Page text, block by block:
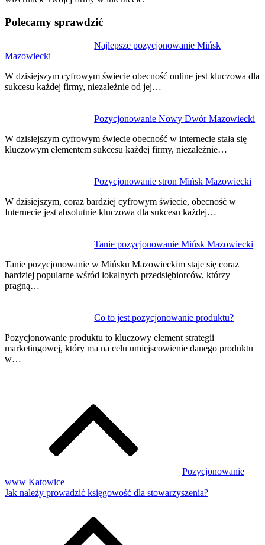
Polecamy sprawdzić
Najlepsze pozycjonowanie Mińsk
Mazowiecki
W dzisiejszym cyfrowym świecie obecność online jest kluczowa dla
sukcesu każdej firmy, niezależnie od jej…
Pozycjonowanie Nowy Dwór Mazowiecki
W dzisiejszym cyfrowym świecie obecność w internecie stała się
kluczowym elementem sukcesu każdej firmy, niezależnie…
Pozycjonowanie stron Mińsk Mazowiecki
W dzisiejszym, coraz bardziej cyfrowym świecie, obecność w
Internecie jest absolutnie kluczowa dla sukcesu każdej…
Tanie pozycjonowanie Mińsk Mazowiecki
Tanie pozycjonowanie w Mińsku Mazowieckim staje się coraz
bardziej popularne wśród lokalnych przedsiębiorców, którzy
pragną…
Co to jest pozycjonowanie produktu?
Pozycjonowanie produktu to kluczowy element strategii
marketingowej, który ma na celu umiejscowienie danego produktu
w…
wpisu
Pozycjonowanie
www Katowice
Jak należy prowadzić księgowość dla stowarzyszenia?